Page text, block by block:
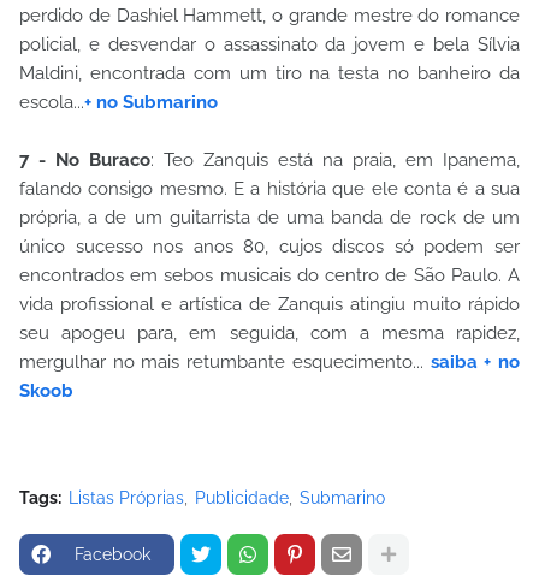
perdido de Dashiel Hammett, o grande mestre do romance
policial, e desvendar o assassinato da jovem e bela Sílvia
Maldini, encontrada com um tiro na testa no banheiro da
escola...+ no Submarino
7 - No Buraco: Teo Zanquis está na praia, em Ipanema,
falando consigo mesmo. E a história que ele conta é a sua
própria, a de um guitarrista de uma banda de rock de um
único sucesso nos anos 80, cujos discos só podem ser
encontrados em sebos musicais do centro de São Paulo. A
vida profissional e artística de Zanquis atingiu muito rápido
seu apogeu para, em seguida, com a mesma rapidez,
mergulhar no mais retumbante esquecimento... saiba + no
Skoob
Tags: Listas Próprias Publicidade Submarino
Facebook